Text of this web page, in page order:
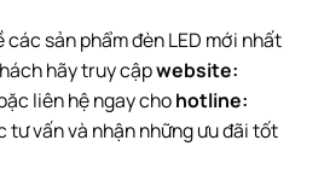
sản phẩm đèn LED mới nhất
hãy truy cậpwebsite:
liên hệ ngay chohotline:
tư vấn và nhận những ưu đãi tốt